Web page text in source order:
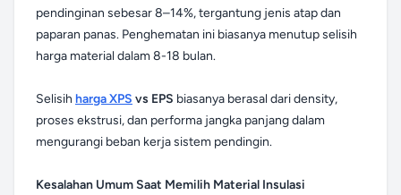
pendinginan sebesar 8–14%, tergantung jenis atap dan
paparan panas. Penghematan ini biasanya menutup selisih
harga material dalam 8-18 bulan.
Selisih harga XPS vs EPS biasanya berasal dari density,
proses ekstrusi, dan performa jangka panjang dalam
mengurangi beban kerja sistem pendingin.
Kesalahan Umum Saat Memilih Material Insulasi